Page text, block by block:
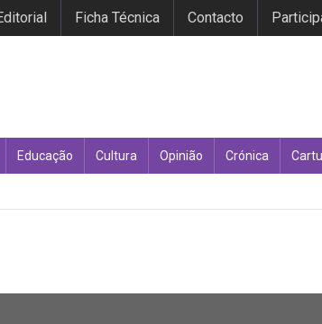
Ficha Técnica Contacto
Educação Cultura Opinião Crónica